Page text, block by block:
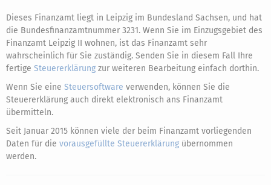
Dieses Finanzamt liegt in Leipzig im Bundesland Sachsen, und hat
die Bundesfinanzamtnummer 3231. Wenn Sie im Einzugsgebiet des
Finanzamt Leipzig II wohnen, ist das Finanzamt sehr
wahrscheinlich für Sie zuständig. Senden Sie in diesem Fall Ihre
fertige Steuererklärung zur weiteren Bearbeitung einfach dorthin.
Wenn Sie eine Steuersoftware verwenden, können Sie die
Steuererklärung auch direkt elektronisch ans Finanzamt
übermitteln.
Seit Januar 2015 können viele der beim Finanzamt vorliegenden
Daten für die vorausgefüllte Steuererklärung übernommen
werden.